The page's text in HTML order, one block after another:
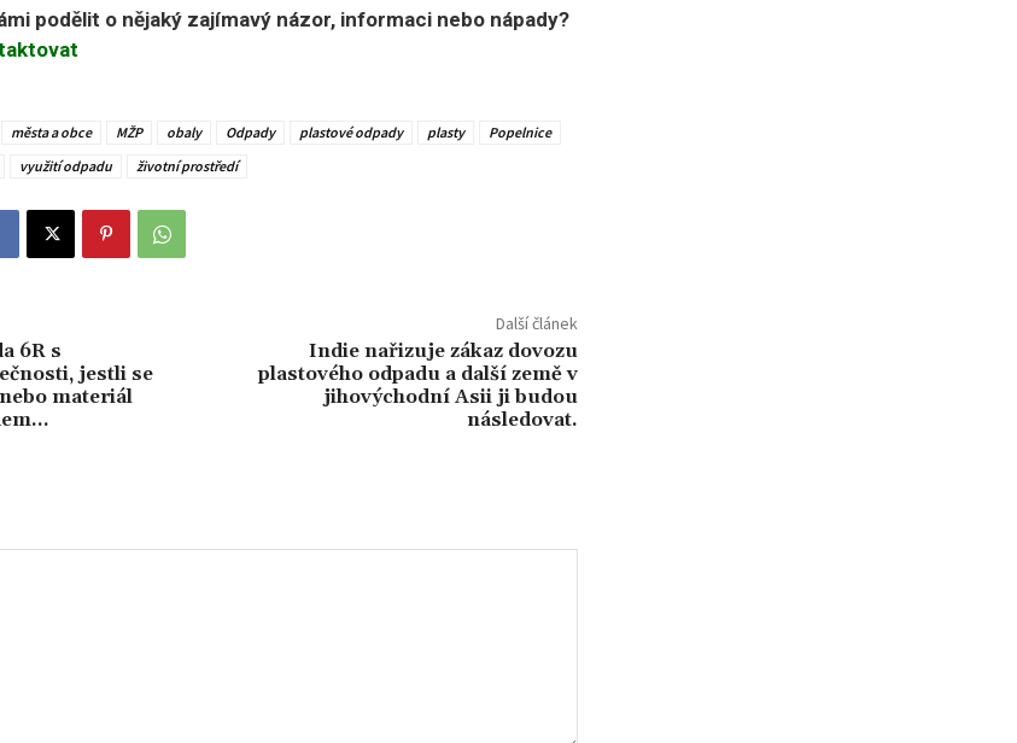
podělit o nějaký zajímavý názor, informaci nebo nápady?
města a obce MŽP obaly Odpady plastové odpady plasty
Popelnice
využití odpadu životní prostředí
6R s
jestli se
materiál
Další článek
Indie nařizuje zákaz dovozu
plastového odpadu a další země v
jihovýchodní Asii ji budou
následovat.